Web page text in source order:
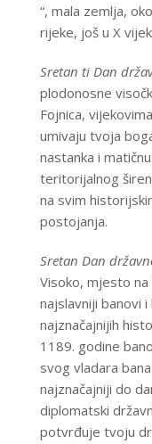
“, mala zemlja,
rijeke, još u X
Sretan ti Dan
plodonosne
Fojnica,
umivaju tvoja
nastanka i
teritorijalnog
na svim
postojanja.
Sretan Dan
Visoko, mjesto
najslavniji banovi
najznačajnijih
1189. godine
svog vladara
najznačajniji do
diplomatski
potvrđuje tvoju